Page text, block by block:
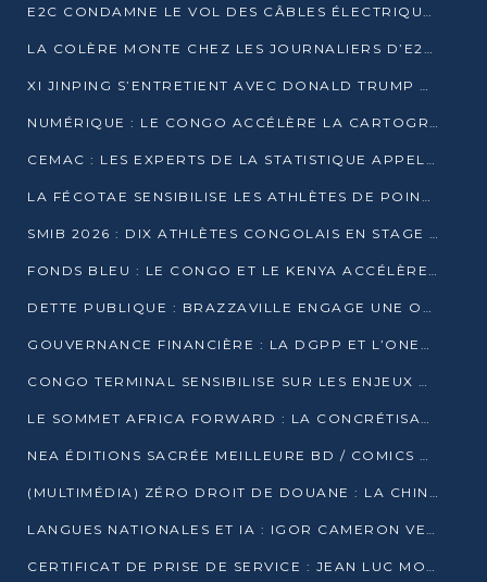
E2C CONDAMNE LE VOL DES CÂBLES ÉLECTRIQUES APRÈS UNE VIDÉO VIRALE
LA COLÈRE MONTE CHEZ LES JOURNALIERS D’E2C QUI DÉNONCENT 20 ANS DE PRÉCARITÉ
XI JINPING S’ENTRETIENT AVEC DONALD TRUMP À BEIJING
NUMÉRIQUE : LE CONGO ACCÉLÈRE LA CARTOGRAPHIE DE SES INFRASTRUCTURES DIGITALES
CEMAC : LES EXPERTS DE LA STATISTIQUE APPELLENT À RENFORCER LA SÉCURISATION DES DONNÉES
LA FÉCOTAE SENSIBILISE LES ATHLÈTES DE POINTE-NOIRE À L’HYGIÈNE ALIMENTA
SMIB 2026 : DIX ATHLÈTES CONGOLAIS EN STAGE AU KENYA
FONDS BLEU : LE CONGO ET LE KENYA ACCÉLÈRENT LA MOBILISATION DES FINANCEMENTS
DETTE PUBLIQUE : BRAZZAVILLE ENGAGE UNE OPÉRATION DE RACHAT DE 575 MILLIONS DE DOLLARS
GOUVERNANCE FINANCIÈRE : LA DGPP ET L’ONEC-C VERS UN PARTENARIAT POUR ASSAINIR LES ENTREPRISES PUBLIQUES
CONGO TERMINAL SENSIBILISE SUR LES ENJEUX DE LA SANTÉ MENTALE EN
LE SOMMET AFRICA FORWARD : LA CONCRÉTISATION DE PARTENARIATS ÉQUILIBRÉS ET TOURNÉS VERS L’AVENIR ENTRE LE CONTINENT AFRICAIN ET LA FRANCE
NEA ÉDITIONS SACRÉE MEILLEURE BD / COMICS D’AFRIQUE AU KENYA
(MULTIMÉDIA) ZÉRO DROIT DE DOUANE : LA CHINE ET L’AFRIQUE VERS UNE PROXIMITÉ SANS PRÉCÉDENT (PAPIER GÉNÉRAL)
LANGUES NATIONALES ET IA : IGOR CAMERON VEUT ARRIMER LA STRATÉGIE IA À LA LOI SUR LA RECHERCHE
CERTIFICAT DE PRISE DE SERVICE : JEAN LUC MOUTHOU DÉMENT UNE « FAKE NEWS »